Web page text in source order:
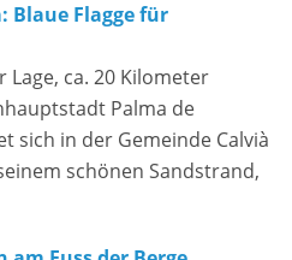
Blaue Flagge für
ca. 20 Kilometer
Palma de
sich in der Gemeinde Calvià
schönen Sandstrand,